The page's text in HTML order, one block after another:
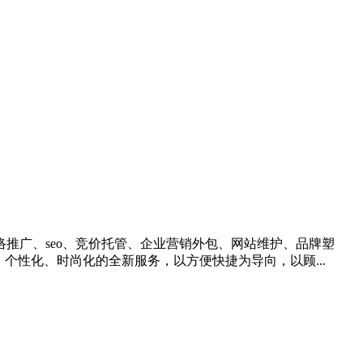
广、seo、竞价托管、企业营销外包、网站维护、品牌塑
性化、时尚化的全新服务，以方便快捷为导向，以顾...